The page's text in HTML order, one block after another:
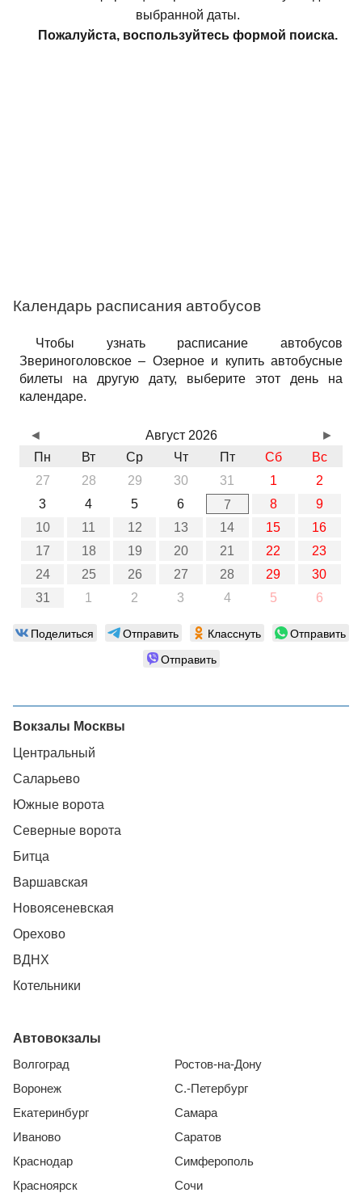
выбранной даты.
Пожалуйста, воспользуйтесь формой поиска.
Календарь расписания автобусов
Чтобы узнать расписание автобусов
Звериноголовское – Озерное и купить автобусные
билеты на другую дату, выберите этот день на
календаре.
Август 2026
Пн
Вт Ср Чт Пт Сб
Вс
27
28 29 30 31 1
2
3
4 5 6 7 8
9
10
11 12 13 14 15
16
17
18 19 20 21 22
23
24
25 26 27 28 29
30
31
1 2 3 4 5 6
◄ ►
Поделиться Отправить Класснуть
Отправить
Отправить
Вокзалы Москвы
Центральный
Саларьево
Южные ворота
Северные ворота
Битца
Варшавская
Новоясеневская
Орехово
ВДНХ
Котельники
Автовокзалы
Волгоград
Воронеж
Екатеринбург
Иваново
Краснодар
Красноярск
Ростов-на-Дону
С.-Петербург
Самара
Саратов
Симферополь
Сочи